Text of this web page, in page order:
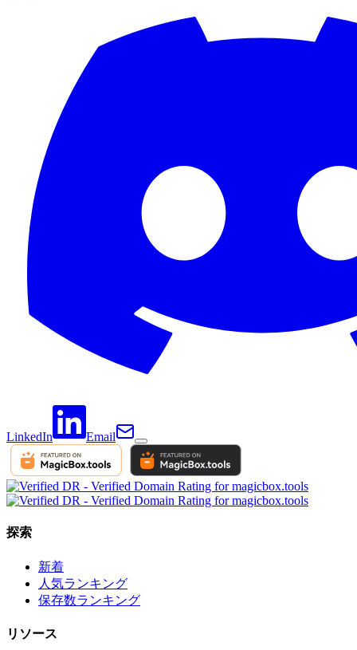
LinkedIn Email
探索
新着
人気ランキング
保存数ランキング
リソース